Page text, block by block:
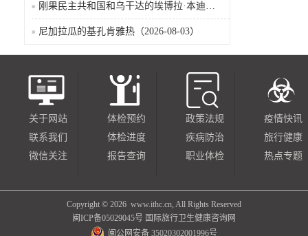
刚果民主共和国和乌干达的埃博拉·本迪布乔病毒病（2026-08-04）
尼加拉瓜的基孔肯雅热（2026-08-03）
关于网站
联系我们
微信关注
体检预约
体检进度
报告查询
政策法规
疾病防治
职业体检
疫情快讯
旅行健康
热点专题
Copyright © 2026 www.ithc.cn, All Rights Reserved
闽ICP备05029045号 国际旅行卫生健康咨询网
闽公网安备 35020302001996号